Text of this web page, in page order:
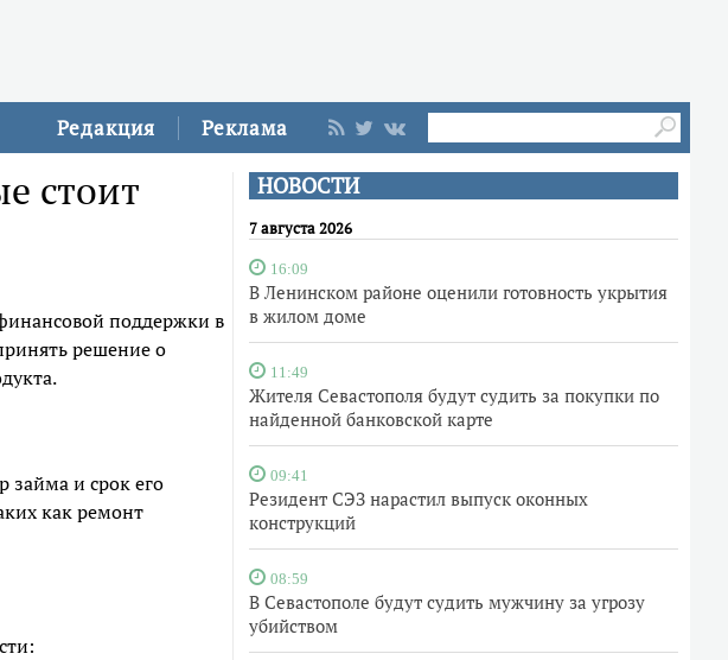
Редакция Реклама
НОВОСТИ
7 августа 2026
16:09
В Ленинском районе оценили готовность укрытия
в жилом доме
11:49
Жителя Севастополя будут судить за покупки по
найденной банковской карте
09:41
Резидент СЭЗ нарастил выпуск оконных
конструкций
08:59
В Севастополе будут судить мужчину за угрозу
убийством
стоит
поддержки в
решение о
займа и срок его
как ремонт